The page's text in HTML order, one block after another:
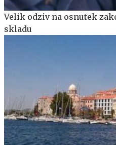
Velik odziv na osnutek
skladu